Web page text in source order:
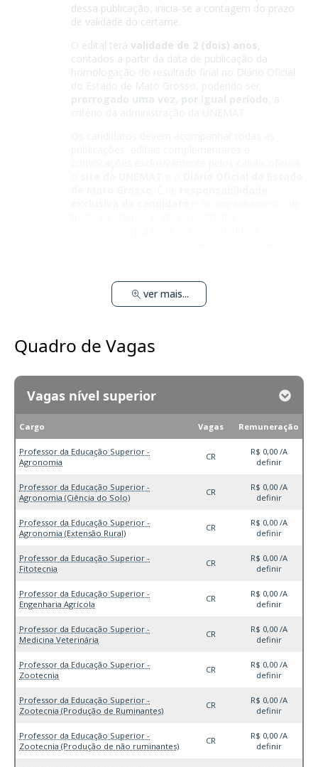
dessa publicação, inicia-se a contagem do prazo
de validade do certame.
O edital terá validade de 2 (dois) anos,
contados a partir da data de publicação da
homologação do resultado final no Diário Oficial
do Estado de Mato Grosso, podendo ser
ver mais...
Quadro de Vagas
Vagas nível superior
Cargo Vagas Remuneração
Professor da Educação Superior -
Agronomia
CR
R$ 0,00 /A
definir
Professor da Educação Superior -
Agronomia (Ciência do Solo)
CR
R$ 0,00 /A
definir
Professor da Educação Superior -
Agronomia (Extensão Rural)
CR
R$ 0,00 /A
definir
Professor da Educação Superior -
Fitotecnia
CR
R$ 0,00 /A
definir
Professor da Educação Superior -
Engenharia Agrícola
CR
R$ 0,00 /A
definir
Professor da Educação Superior -
Medicina Veterinária
CR
R$ 0,00 /A
definir
Professor da Educação Superior -
Zootecnia
CR
R$ 0,00 /A
definir
Professor da Educação Superior -
Zootecnia (Produção de Ruminantes)
CR
R$ 0,00 /A
definir
Professor da Educação Superior -
Zootecnia (Produção de não ruminantes)
CR
R$ 0,00 /A
definir